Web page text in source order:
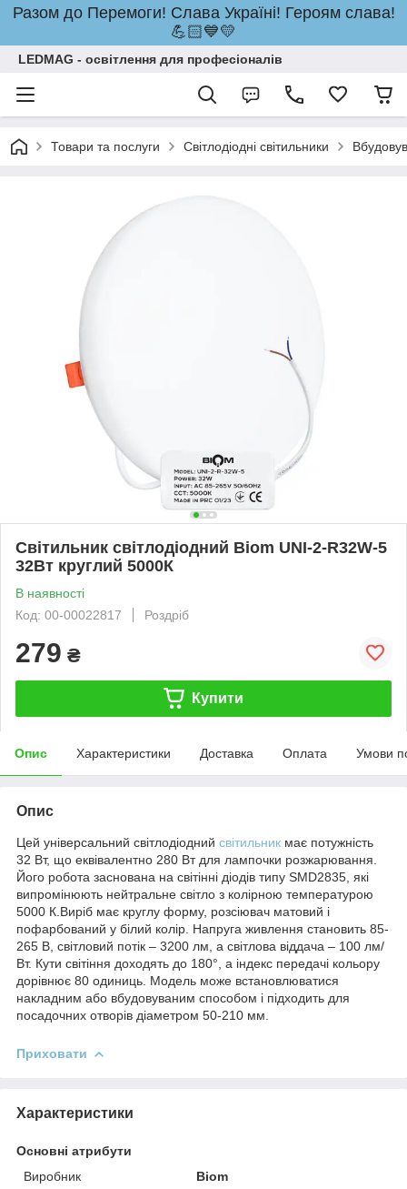
Разом до Перемоги! Слава Україні! Героям слава!
💪🏻💙💛
LEDMAG - освітлення для професіоналів
Товари та послуги Світлодіодні світильники
Світильник світлодіодний Biom UNI-2-R32W-5
32Вт круглий 5000К
В наявності
Код: 00-00022817
Роздріб
279 ₴
Купити
Опис Характеристики Доставка Оплата Умови
Опис
Цей універсальний світлодіодний світильник має потужність
32 Вт, що еквівалентно 280 Вт для лампочки розжарювання.
Його робота заснована на світінні діодів типу SMD2835, які
випромінюють нейтральне світло з колірною температурою
5000 К.Виріб має круглу форму, розсіювач матовий і
пофарбований у білий колір. Напруга живлення становить 85-
265 В, світловий потік – 3200 лм, а світлова віддача – 100 лм/
Вт. Кути світіння доходять до 180°, а індекс передачі кольору
дорівнює 80 одиниць. Модель може встановлюватися
накладним або вбудовуваним способом і підходить для
посадочних отворів діаметром 50-210 мм.
Приховати
Характеристики
Основні атрибути
Виробник
Biom